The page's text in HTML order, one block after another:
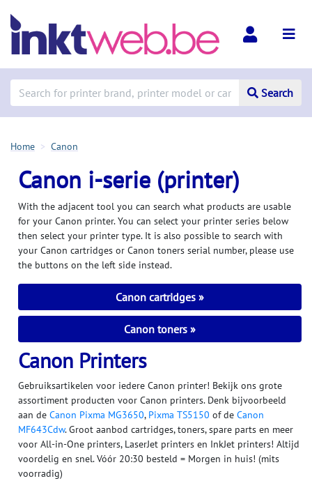
Search
Home Canon
Canon i-serie (printer)
With the adjacent tool you can search what products are usable
for your Canon printer. You can select your printer series below
then select your printer type. It is also possible to search with
your Canon cartridges or Canon toners serial number, please use
the buttons on the left side instead.
Canon cartridges
Canon toners
Canon Printers
Gebruiksartikelen voor iedere Canon printer! Bekijk ons grote
assortiment producten voor Canon printers. Denk bijvoorbeeld
aan de Canon Pixma MG3650, Pixma TS5150 of de Canon
MF643Cdw. Groot aanbod cartridges, toners, spare parts en meer
voor All-in-One printers, LaserJet printers en InkJet printers! Altijd
voordelig en snel. Vóór 20:30 besteld = Morgen in huis! (mits
voorradig)